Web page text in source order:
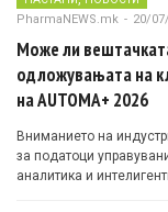
PharmaNEWS.mk - 20/
Може ли
одложувањата на
на AUTOMA+ 2026
Вниманието на
за податоци
аналитика и